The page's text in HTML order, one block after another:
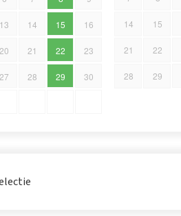
13 14 15 16
20 21 22 23
27 28 29 30
14 15
21 22
28 29